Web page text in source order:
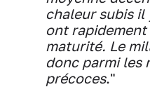
chaleur subis il
ont
maturité. Le
donc parmi les
précoces."